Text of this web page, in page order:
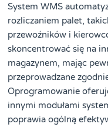
System WMS
rozliczaniem palet,
przewoźników i
skoncentrować się na
magazynem, mając
przeprowadzane
Oprogramowanie
innymi modułami
poprawia ogólną